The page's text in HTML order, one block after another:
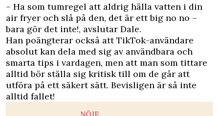
– Ha som tumregel att aldrig hälla vatten i din
air fryer och slå på den, det är ett big no no –
bara gör det inte!, avslutar Dale.
Han poängterar också att TikTok-användare
absolut kan dela med sig av användbara och
smarta tips i vardagen, men att man som tittare
alltid bör ställa sig kritisk till om de går att
utföra på ett säkert sätt. Bevisligen är så inte
alltid fallet!
NÖJE